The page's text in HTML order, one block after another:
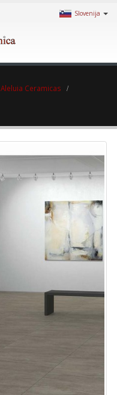
Slovenija
Aleluia Ceramicas